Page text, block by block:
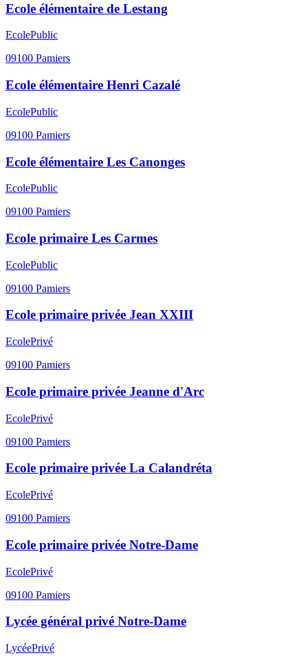
Ecole élémentaire de Lestang
EcolePublic
09100 Pamiers
Ecole élémentaire Henri Cazalé
EcolePublic
09100 Pamiers
Ecole élémentaire Les Canonges
EcolePublic
09100 Pamiers
Ecole primaire Les Carmes
EcolePublic
09100 Pamiers
Ecole primaire privée Jean XXIII
EcolePrivé
09100 Pamiers
Ecole primaire privée Jeanne d'Arc
EcolePrivé
09100 Pamiers
Ecole primaire privée La Calandréta
EcolePrivé
09100 Pamiers
Ecole primaire privée Notre-Dame
EcolePrivé
09100 Pamiers
Lycée général privé Notre-Dame
LycéePrivé